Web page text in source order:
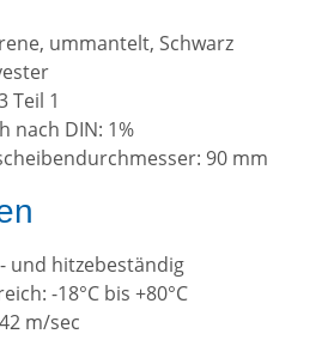
ummantelt, Schwarz
Teil 1
nach DIN: 1%
90 mm
und hitzebeständig
-18°C bis +80°C
m/sec